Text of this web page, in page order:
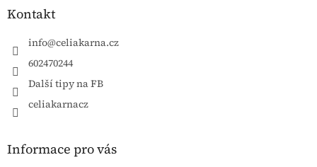
Kontakt
info@celiakarna.cz
602470244
Další tipy na FB
celiakarnacz
Informace pro vás